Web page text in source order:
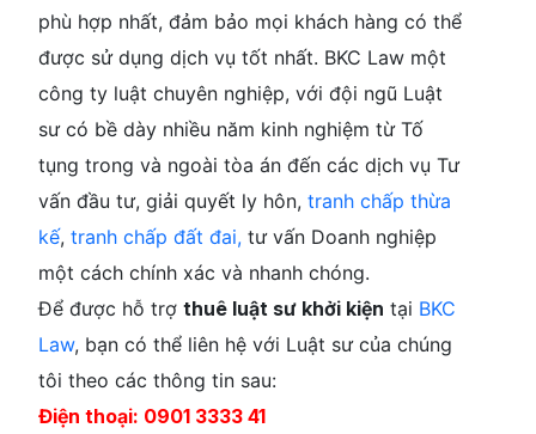
phù hợp nhất, đảm bảo mọi khách hàng có thể
được sử dụng dịch vụ tốt nhất. BKC Law một
công ty luật chuyên nghiệp, với đội ngũ Luật
sư có bề dày nhiều năm kinh nghiệm từ Tố
tụng trong và ngoài tòa án đến các dịch vụ Tư
vấn đầu tư, giải quyết ly hôn, tranh chấp thừa
kế, tranh chấp đất đai, tư vấn Doanh nghiệp
một cách chính xác và nhanh chóng.
Để được hỗ trợ thuê luật sư khởi kiện tại BKC
Law, bạn có thể liên hệ với Luật sư của chúng
tôi theo các thông tin sau:
Điện thoại: 0901 3333 41